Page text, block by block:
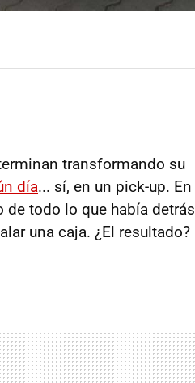
transformando su
día... sí, en un pick-up. En
de todo lo que había detrás
una caja. ¿El resultado?